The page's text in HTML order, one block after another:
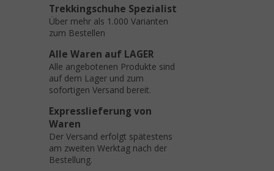
Trekkingschuhe Spezialist
Über mehr als 1.000 Varianten
zum Bestellen
Alle Waren auf LAGER
Alle angebotenen Produkte sind
auf dem Lager und zum
sofortigen Versand bereit.
Expresslieferung von
Waren
Der Versand erfolgt spätestens
am zweiten Werktag nach der
Bestellung.